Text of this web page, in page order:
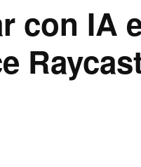
con IA